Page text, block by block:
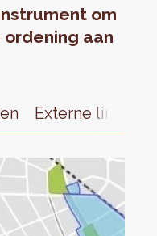
om
aan
Externe links